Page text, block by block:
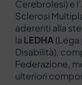
Cerebrolesi) e l’
Sclerosi
aderenti alla
la LEDHA (Lega
Disabilità),
Federazione,
ulteriori